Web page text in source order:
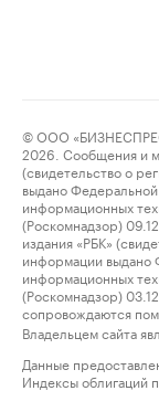
© ООО
2026. Сообщения и
(свидетельство о
выдано
информационных
(Роскомнадзор)
издания «РБК»
информации выдано
информационных
(Роскомнадзор)
сопровождаются
Владельцем сайта
Данные
Индексы облигаций